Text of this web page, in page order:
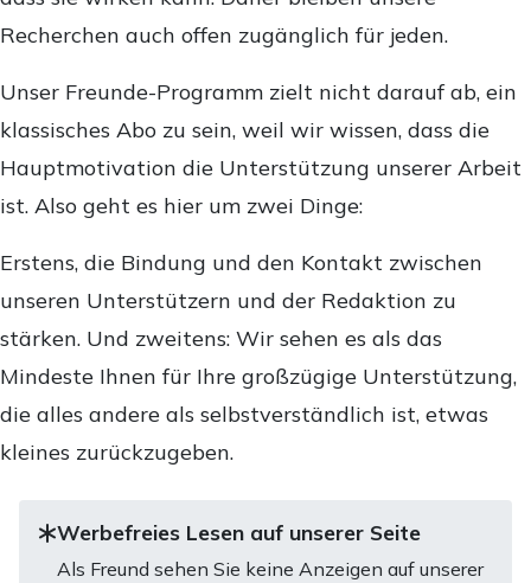
Recherchen auch offen zugänglich für jeden.
Unser Freunde-Programm zielt nicht darauf ab, ein
klassisches Abo zu sein, weil wir wissen, dass die
Hauptmotivation die Unterstützung unserer Arbeit
ist. Also geht es hier um zwei Dinge:
Erstens, die Bindung und den Kontakt zwischen
unseren Unterstützern und der Redaktion zu
stärken. Und zweitens: Wir sehen es als das
Mindeste Ihnen für Ihre großzügige Unterstützung,
die alles andere als selbstverständlich ist, etwas
kleines zurückzugeben.
Werbefreies Lesen auf unserer Seite
Als Freund sehen Sie keine Anzeigen auf unserer